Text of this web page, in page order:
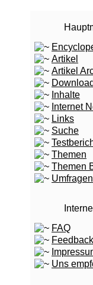
Artikel
Artikel
Inhalte
Internet
Links
Suche
Themen
Themen
Umfragen
FAQ
Feedback
Uns